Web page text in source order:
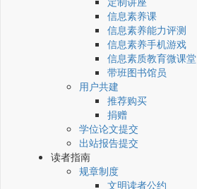
信息素养课
信息素养能力评测
信息素养手机游戏
信息素质教育微课堂
带班图书馆员
用户共建
推荐购买
捐赠
学位论文提交
出站报告提交
读者指南
规章制度
文明读者公约